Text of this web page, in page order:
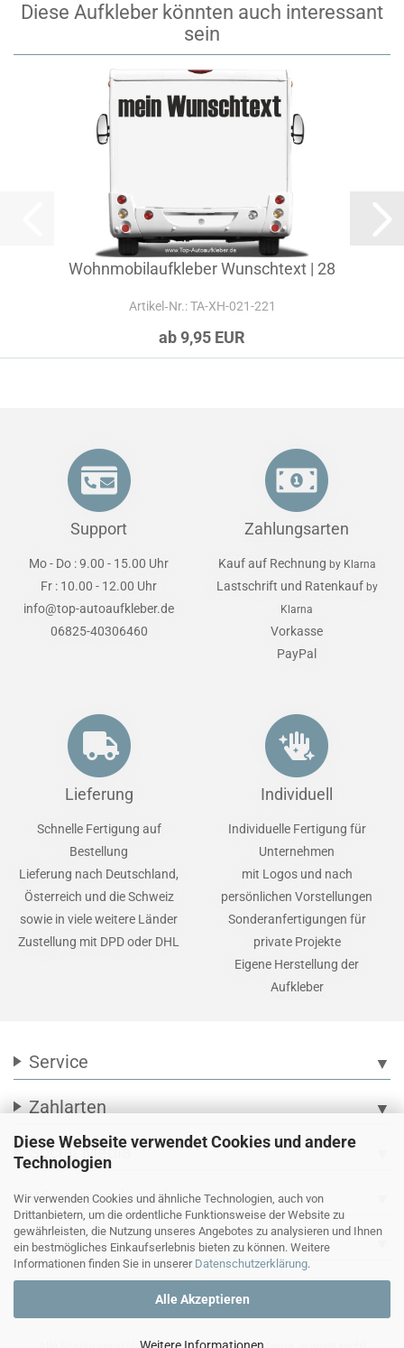
Diese Webseite verwendet Cookies und andere
Technologien
Wir verwenden Cookies und ähnliche Technologien, auch von
Drittanbietern, um die ordentliche Funktionsweise der Website zu
gewährleisten, die Nutzung unseres Angebotes zu analysieren und Ihnen
ein bestmögliches Einkaufserlebnis bieten zu können. Weitere
Informationen finden Sie in unserer Datenschutzerklärung.
Alle Akzeptieren
Diese Aufkleber könnten auch interessant
sein
Wohnmobilaufkleber Wunschtext | 28
Artikel‑Nr.: TA-XH-021-221
ab 9,95 EUR
Support
Mo - Do : 9.00 - 15.00 Uhr
Fr : 10.00 - 12.00 Uhr
info@top-autoaufkleber.de
06825-40306460
Zahlungsarten
Kauf auf Rechnung by Klarna
Lastschrift und Ratenkauf by
Klarna
Vorkasse
PayPal
Lieferung
Schnelle Fertigung auf
Bestellung
Lieferung nach Deutschland,
Österreich und die Schweiz
sowie in viele weitere Länder
Zustellung mit DPD oder DHL
Individuell
Individuelle Fertigung für
Unternehmen
mit Logos und nach
persönlichen Vorstellungen
Sonderanfertigungen für
private Projekte
Eigene Herstellung der
Aufkleber
Service ▼
Zahlarten ▼
Social Media
Wir versenden mit
Ihre persönliche Seite